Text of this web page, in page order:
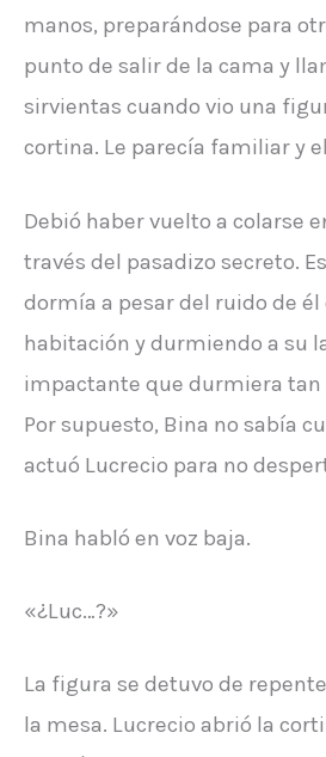
manos, preparándose para
punto de salir de la cama y
sirvientas cuando vio una
cortina. Le parecía familiar y
Debió haber vuelto a colarse
través del pasadizo secreto.
dormía a pesar del ruido de
habitación y durmiendo a su
impactante que durmiera
Por supuesto, Bina no sabía
actuó Lucrecio para no
Bina habló en voz baja.
«¿Luc…?»
La figura se detuvo de
la mesa. Lucrecio abrió la